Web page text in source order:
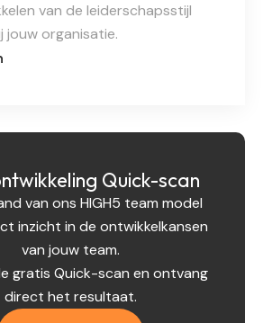
van de leiderschapsstijl
jouw organisatie.
Quick-scan
van ons HIGH5 team model
inzicht in de ontwikkelkansen
van jouw team.
gratis Quick-scan en ontvang
direct het resultaat.